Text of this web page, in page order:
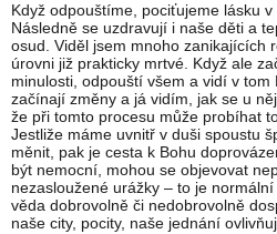
Když odpouštíme, pociťujeme lásku
Následně se uzdravují i naše děti a
osud. Viděl jsem mnoho zanikajících
úrovni již prakticky mrtvé. Když ale
minulosti, odpouští všem a vidí v
začínají změny a já vidím, jak se u
že při tomto procesu může probíhat
Jestliže máme uvnitř v duši spoustu
měnit, pak je cesta k Bohu
být nemocní, mohou se objevovat
nezasloužené urážky – to je
věda dobrovolně či nedobrovolně
naše city, pocity, naše jednání